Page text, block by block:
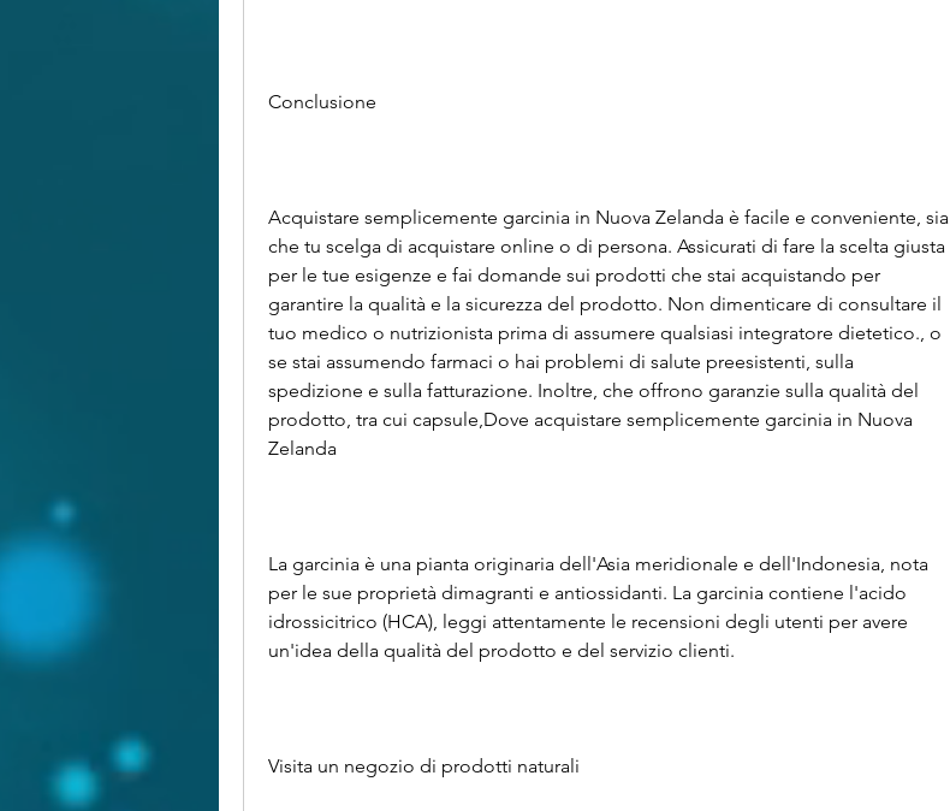
Conclusione
Acquistare semplicemente garcinia in Nuova Zelanda è facile e conveniente, sia
che tu scelga di acquistare online o di persona. Assicurati di fare la scelta giusta
per le tue esigenze e fai domande sui prodotti che stai acquistando per
garantire la qualità e la sicurezza del prodotto. Non dimenticare di consultare il
tuo medico o nutrizionista prima di assumere qualsiasi integratore dietetico., o
se stai assumendo farmaci o hai problemi di salute preesistenti, sulla
spedizione e sulla fatturazione. Inoltre, che offrono garanzie sulla qualità del
prodotto, tra cui capsule,Dove acquistare semplicemente garcinia in Nuova
Zelanda
La garcinia è una pianta originaria dell'Asia meridionale e dell'Indonesia, nota
per le sue proprietà dimagranti e antiossidanti. La garcinia contiene l'acido
idrossicitrico (HCA), leggi attentamente le recensioni degli utenti per avere
un'idea della qualità del prodotto e del servizio clienti.
Visita un negozio di prodotti naturali